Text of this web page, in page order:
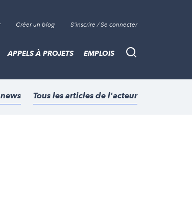
Créer un blog S'inscrire / Se connecter
Recherche
APPELS À PROJETS EMPLOIS
Tous les articles de l'acteur